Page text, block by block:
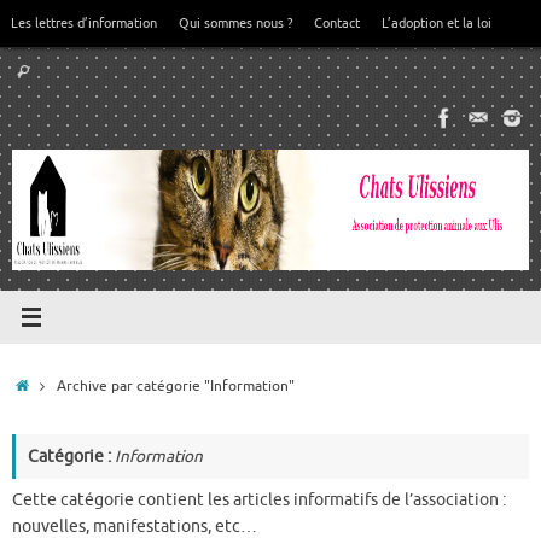
contenu
Les lettres d’information Qui sommes nous ? Contact L’adoption et la loi
Recherche
pour
:
Rechercher
AccueilArchive par catégorie "Information"
Catégorie : Information
Cette catégorie contient les articles informatifs de l’association :
nouvelles, manifestations, etc…